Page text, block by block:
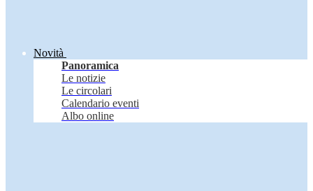
Novità
Panoramica
Le notizie
Le circolari
Calendario eventi
Albo online